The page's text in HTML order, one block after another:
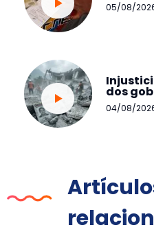
05/08/
dos
04/08/